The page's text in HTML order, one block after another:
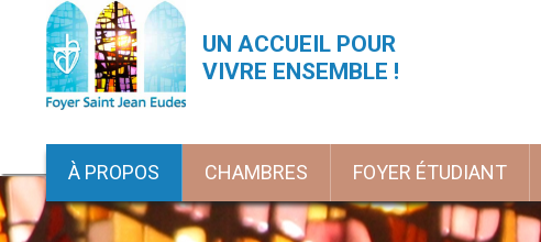
UN ACCUEIL POUR
VIVRE ENSEMBLE !
À PROPOS CHAMBRES FOYER ÉTUDIANT